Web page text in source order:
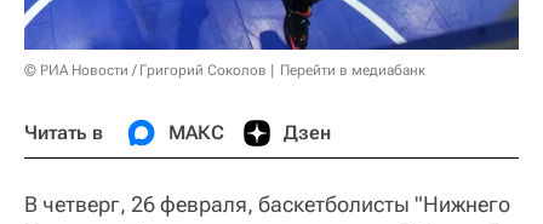
© РИА Новости / Григорий Соколов Перейти в медиабанк
Читать в МАКС Дзен
В четверг, 26 февраля, баскетболисты "Нижнего